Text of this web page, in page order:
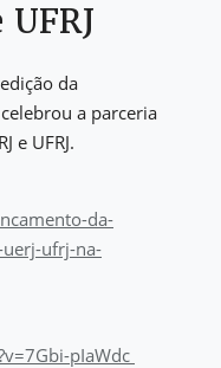
da
a parceria
e UFRJ.
da-
uerj-ufrj-na-
pIaWdc